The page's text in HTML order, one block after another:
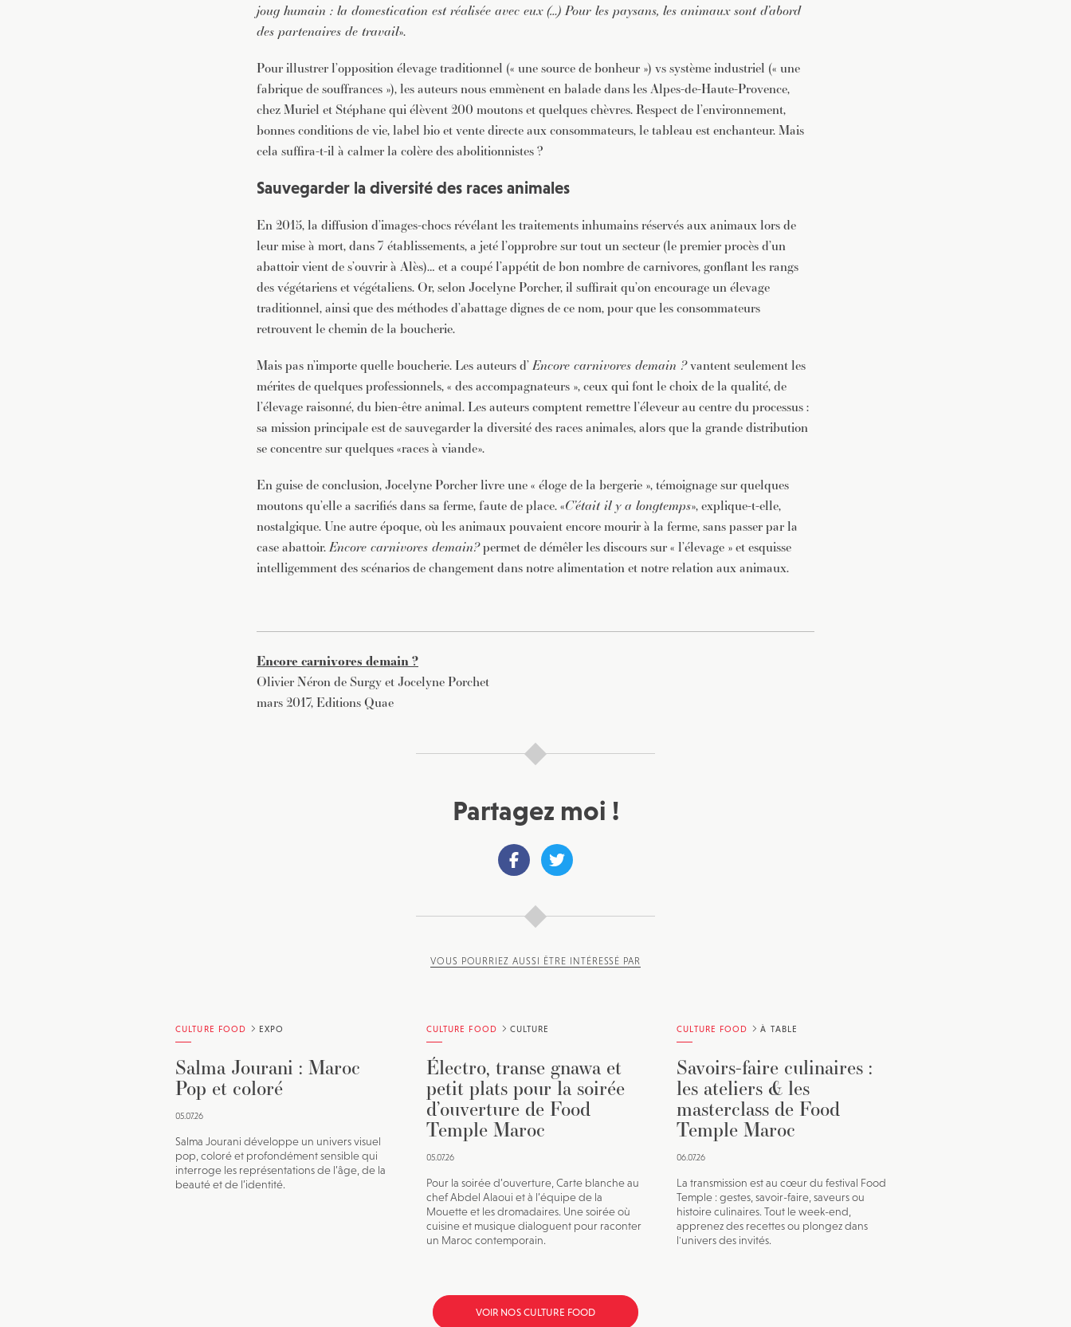
joug humain : la domestication est réalisée avec eux (…) Pour les paysans, les animaux sont d’abord
des partenaires de travail».
Pour illustrer l’opposition élevage traditionnel (« une source de bonheur ») vs système industriel (« une
fabrique de souffrances »), les auteurs nous emmènent en balade dans les Alpes-de-Haute-Provence,
chez Muriel et Stéphane qui élèvent 200 moutons et quelques chèvres. Respect de l’environnement,
bonnes conditions de vie, label bio et vente directe aux consommateurs, le tableau est enchanteur. Mais
cela suffira-t-il à calmer la colère des abolitionnistes ?
Sauvegarder la diversité des races animales
En 2015, la diffusion d’images-chocs révélant les traitements inhumains réservés aux animaux lors de
leur mise à mort, dans 7 établissements, a jeté l’opprobre sur tout un secteur (le premier procès d’un
abattoir vient de s’ouvrir à Alès)… et a coupé l’appétit de bon nombre de carnivores, gonflant les rangs
des végétariens et végétaliens. Or, selon Jocelyne Porcher, il suffirait qu’on encourage un élevage
traditionnel, ainsi que des méthodes d’abattage dignes de ce nom, pour que les consommateurs
retrouvent le chemin de la boucherie.
Mais pas n’importe quelle boucherie. Les auteurs d’Encore carnivores demain ?vantent seulement les
mérites de quelques professionnels, « des accompagnateurs », ceux qui font le choix de la qualité, de
l’élevage raisonné, du bien-être animal. Les auteurs comptent remettre l’éleveur au centre du processus :
sa mission principale est de sauvegarder la diversité des races animales, alors que la grande distribution
se concentre sur quelques «races à viande».
En guise de conclusion, Jocelyne Porcher livre une « éloge de la bergerie », témoignage sur quelques
moutons qu’elle a sacrifiés dans sa ferme, faute de place. «C’était il y a longtemps», explique-t-elle,
nostalgique. Une autre époque, où les animaux pouvaient encore mourir à la ferme, sans passer par la
case abattoir.Encore carnivores demain?permet de démêler les discours sur « l’élevage » et esquisse
intelligemment des scénarios de changement dans notre alimentation et notre relation aux animaux.
Encore carnivores demain ?
Olivier Néron de Surgy et Jocelyne Porchet
mars 2017, Editions Quae
Partagez moi !
VOUS POURRIEZ AUSSI ÊTRE INTÉRESSÉ PAR
CULTURE FOOD EXPO
Salma Jourani : Maroc
Pop et coloré
05.07.26
Salma Jourani développe un univers visuel
pop, coloré et profondément sensible qui
interroge les représentations de l’âge, de la
beauté et de l’identité.
CULTURE FOOD CULTURE
Électro, transe gnawa et
petit plats pour la soirée
d’ouverture de Food
Temple Maroc
05.07.26
Pour la soirée d’ouverture, Carte blanche au
chef Abdel Alaoui et à l’équipe de la
Mouette et les dromadaires. Une soirée où
cuisine et musique dialoguent pour raconter
un Maroc contemporain.
CULTURE FOOD À TABLE
Savoirs-faire culinaires :
les ateliers & les
masterclass de Food
Temple Maroc
06.07.26
La transmission est au cœur du festival Food
Temple : gestes, savoir-faire, saveurs ou
histoire culinaires. Tout le week-end,
apprenez des recettes ou plongez dans
l'univers des invités.
VOIR NOS CULTURE FOOD